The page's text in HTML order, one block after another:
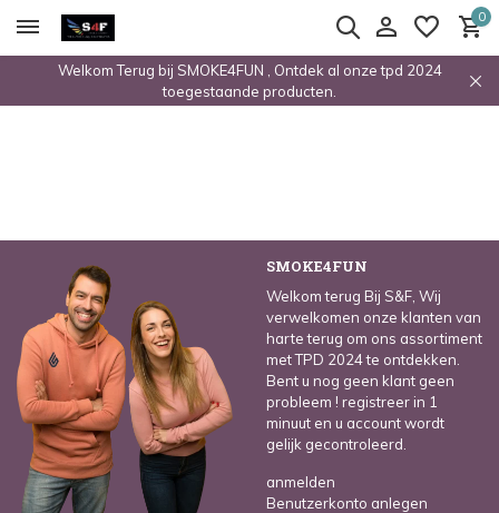
0
Welkom Terug bij SMOKE4FUN , Ontdek al onze tpd 2024
toegestaande producten.
SMOKE4FUN
Welkom terug Bij S&F, Wij
verwelkomen onze klanten van
harte terug om ons assortiment
met TPD 2024 te ontdekken.
Bent u nog geen klant geen
probleem ! registreer in 1
minuut en u account wordt
gelijk gecontroleerd.
anmelden
Benutzerkonto anlegen